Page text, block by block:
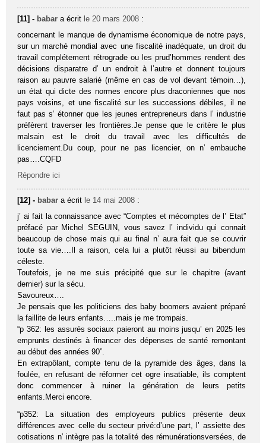
[11] - babar a écrit le 20 mars 2008 :
concernant le manque de dynamisme économique de notre pays,
sur un marché mondial avec une fiscalité inadéquate, un droit du
travail complétement rétrograde ou les prud’hommes rendent des
décisions disparatre d’ un endroit à l’autre et donnent toujours
raison au pauvre salarié (même en cas de vol devant témoin…),
un état qui dicte des normes encore plus draconiennes que nos
pays voisins, et une fiscalité sur les successions débiles, il ne
faut pas s’ étonner que les jeunes entrepreneurs dans l’ industrie
préfèrent traverser les frontières.Je pense que le critère le plus
malsain est le droit du travail avec les difficultés de
licenciement.Du coup, pour ne pas licencier, on n’ embauche
pas….CQFD
Répondre ici
[12] - babar a écrit le 14 mai 2008 :
j’ ai fait la connaissance avec “Comptes et mécomptes de l’ Etat”
préfacé par Michel SEGUIN, vous savez l’ individu qui connait
beaucoup de chose mais qui au final n’ aura fait que se couvrir
toute sa vie….Il a raison, cela lui a plutôt réussi au bibendum
céleste.
Toutefois, je ne me suis précipité que sur le chapitre (avant
dernier) sur la sécu.
Savoureux….
Je pensais que les politiciens des baby boomers avaient préparé
la faillite de leurs enfants…..mais je me trompais.
“p 362: les assurés sociaux paieront au moins jusqu’ en 2025 les
emprunts destinés à financer des dépenses de santé remontant
au début des années 90”.
En extrapôlant, compte tenu de la pyramide des âges, dans la
foulée, en refusant de réformer cet ogre insatiable, ils comptent
donc commencer à ruiner la génération de leurs petits
enfants.Merci encore.
“p352: La situation des employeurs publics présente deux
différences avec celle du secteur privé:d’une part, l’ assiette des
cotisations n’ intègre pas la totalité des rémunérationsversées, de